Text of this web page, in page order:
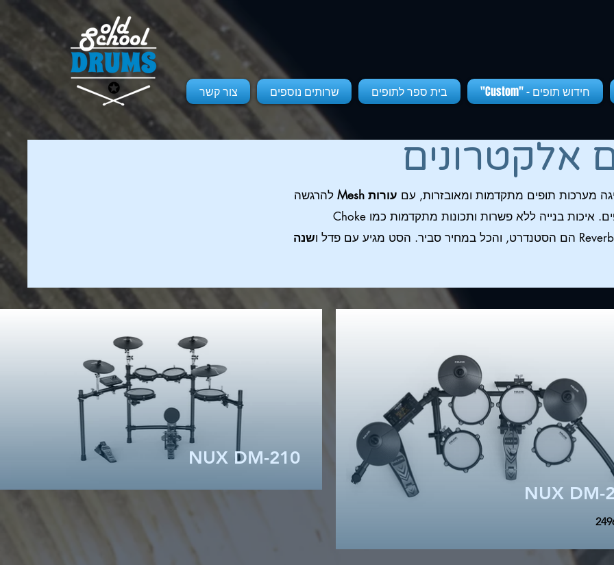
חידוש תופים - "Custom" בית ספר לתופים שרותים נוספים צור קשר
אלקטרונים
עורות Mesh
להרגשה
אמיתית של תופים. איכות בנייה ללא פשרות ותכונות מתקדמות כמו Choke
מחיר סביר. הסט מגיע עם פדל ושנה
NUX DM-210
NUX DM-